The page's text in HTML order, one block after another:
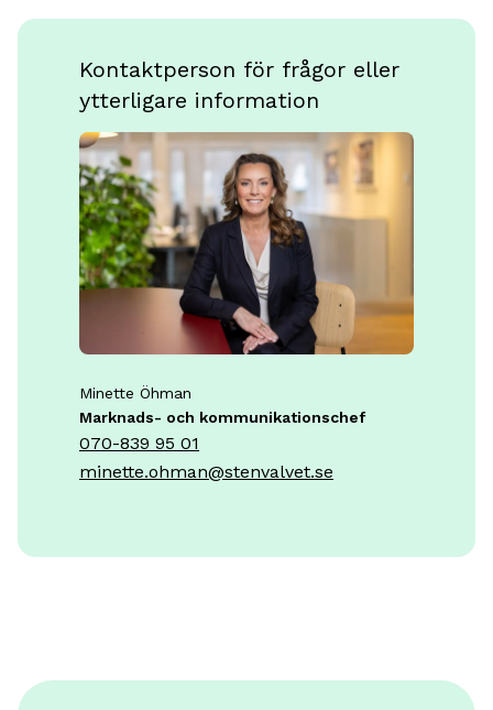
Kontaktperson för frågor eller
ytterligare information
Minette Öhman
Marknads- och kommunikationschef
070-839 95 01
minette.ohman@stenvalvet.se